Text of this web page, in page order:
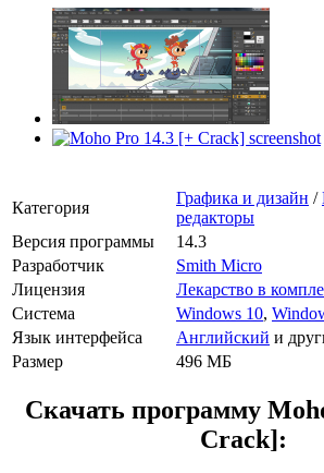
Категория
Графика и дизайн /
редакторы
Версия программы
14.3
Разработчик
Smith Micro
Лицензия
Лекарство в
Система
Windows 10,
Язык интерфейса
Английский и
Размер
496 МБ
Скачать программу
Crack]: